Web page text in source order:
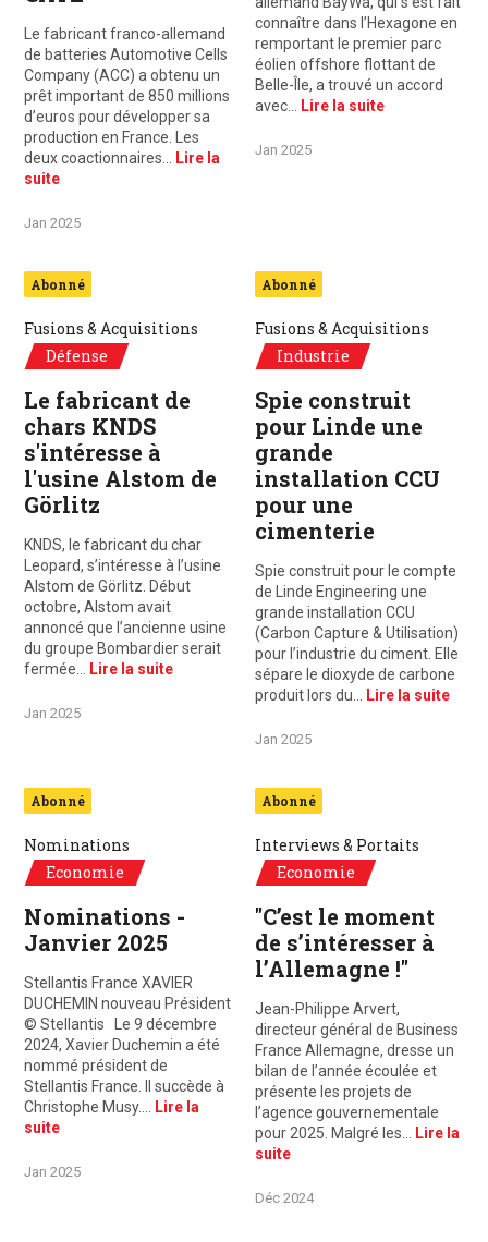
Le fabricant franco-allemand
de batteries Automotive Cells
Company (ACC) a obtenu un
prêt important de 850 millions
d’euros pour développer sa
production en France. Les
deux coactionnaires…
Lire la
suite
Jan 2025
connaître dans l’Hexagone en
remportant le premier parc
éolien offshore flottant de
Belle-Île, a trouvé un accord
avec…
Lire la suite
Jan 2025
Abonné
Fusions & Acquisitions
Défense
Le fabricant de
chars KNDS
s'intéresse à
l'usine Alstom de
Görlitz
KNDS, le fabricant du char
Leopard, s’intéresse à l’usine
Alstom de Görlitz. Début
octobre, Alstom avait
annoncé que l’ancienne usine
du groupe Bombardier serait
fermée…
Lire la suite
Jan 2025
Abonné
Fusions & Acquisitions
Industrie
Spie construit
pour Linde une
grande
installation CCU
pour une
cimenterie
Spie construit pour le compte
de Linde Engineering une
grande installation CCU
(Carbon Capture & Utilisation)
pour l’industrie du ciment. Elle
sépare le dioxyde de carbone
produit lors du…
Lire la suite
Jan 2025
Abonné
Nominations
Economie
Nominations -
Janvier 2025
Stellantis France XAVIER
DUCHEMIN nouveau Président
© Stellantis Le 9 décembre
2024, Xavier Duchemin a été
nommé président de
Stellantis France. Il succède à
Christophe Musy.…
Lire la
suite
Jan 2025
Abonné
Interviews & Portaits
Economie
"C’est le moment
de s’intéresser à
l’Allemagne !"
Jean-Philippe Arvert,
directeur général de Business
France Allemagne, dresse un
bilan de l’année écoulée et
présente les projets de
l’agence gouvernementale
pour 2025. Malgré les…
Lire la
suite
Déc 2024